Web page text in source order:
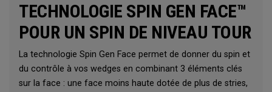
TECHNOLOGIE SPIN GEN FACE™
POUR UN SPIN DE NIVEAU TOUR
La technologie Spin Gen Face permet de donner du spin et
du contrôle à vos wedges en combinant 3 éléments clés
sur la face : une face moins haute dotée de plus de stries,